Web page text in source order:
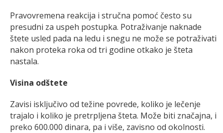
Pravovremena reakcija i stručna pomoć često su
presudni za uspeh postupka. Potraživanje naknade
štete usled pada na ledu i snegu ne može se potraživati
nakon proteka roka od tri godine otkako je šteta
nastala.
Visina odštete
Zavisi isključivo od težine povrede, koliko je lečenje
trajalo i koliko je pretrpljena šteta. Može biti značajna, i
preko 600.000 dinara, pa i više, zavisno od okolnosti.